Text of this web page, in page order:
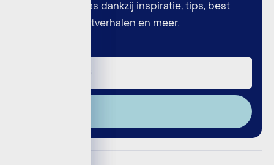
Better business dankzij inspiratie, tips, best
practices, klantverhalen en meer.